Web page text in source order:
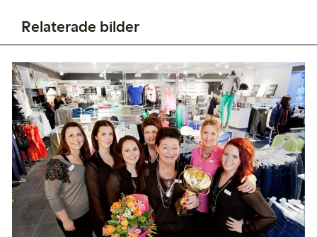
Relaterade bilder